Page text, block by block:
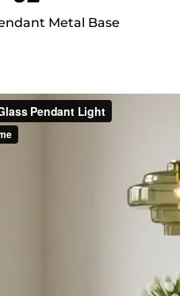
Metal Base